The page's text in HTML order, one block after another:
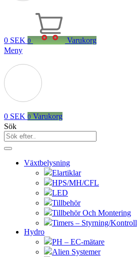
0 SEK 0
Varukorg
Meny
0 SEK 0 Varukorg
Sök
Växtbelysning
Elartiklar
HPS/MH/CFL
LED
Tillbehör
Tillbehör Och Montering
Timers – Styrning/Kontroll
Hydro
PH – EC-mätare
Alien Systemer